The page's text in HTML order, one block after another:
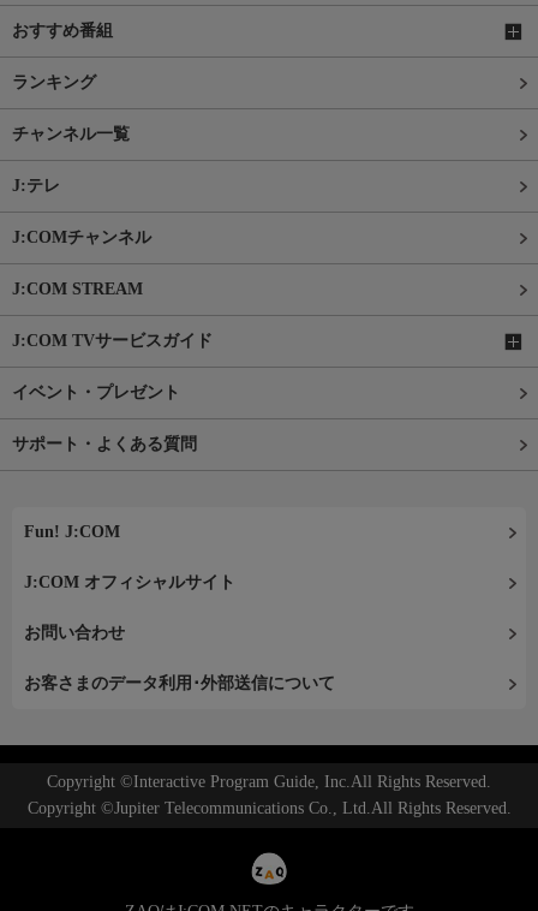
おすすめ番組
ランキング
チャンネル一覧
J:テレ
J:COMチャンネル
J:COM STREAM
J:COM TVサービスガイド
イベント・プレゼント
サポート・よくある質問
Fun! J:COM
J:COM オフィシャルサイト
お問い合わせ
お客さまのデータ利用･外部送信について
Copyright ©Interactive Program Guide, Inc.All Rights Reserved.
Copyright ©Jupiter Telecommunications Co., Ltd.All Rights Reserved.